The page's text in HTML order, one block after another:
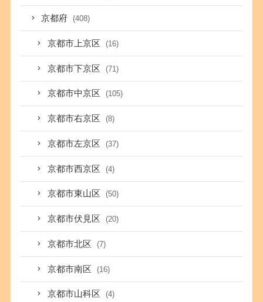
京都府 (408)
京都市上京区 (16)
京都市下京区 (71)
京都市中京区 (105)
京都市右京区 (8)
京都市左京区 (37)
京都市西京区 (4)
京都市東山区 (50)
京都市伏見区 (20)
京都市北区 (7)
京都市南区 (16)
京都市山科区 (4)